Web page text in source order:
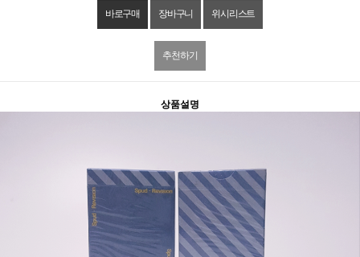
위시리스트
추천하기
상품설명